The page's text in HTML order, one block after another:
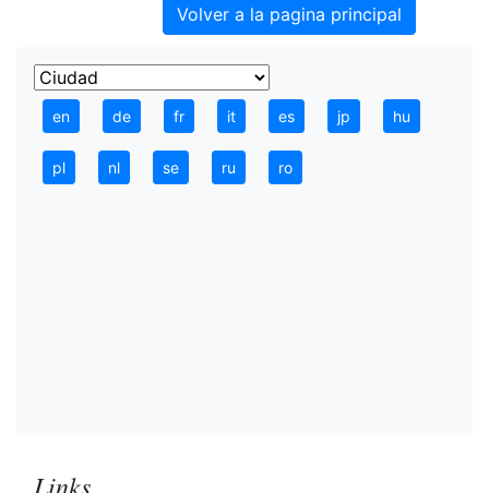
Volver a la pagina principal
en de fr it es jp hu
pl nl se ru ro
Links